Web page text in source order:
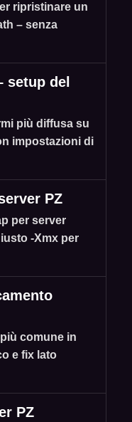
ripristinare un
– senza
setup del
più diffusa su
impostazioni di
PZ
per server
-Xmx per
comune in
e fix lato
PZ